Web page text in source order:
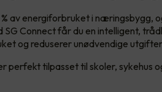
av energiforbruket i næringsbygg,
Connect får du en intelligent,
og reduserer unødvendige
perfekt tilpasset til skoler, sykehus